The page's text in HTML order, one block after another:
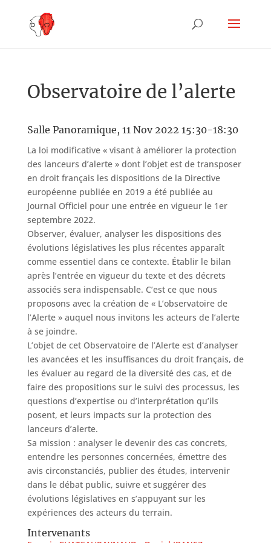
Observatoire de l’alerte
Salle Panoramique, 11 Nov 2022 15:30-18:30
La loi modificative « visant à améliorer la protection
des lanceurs d’alerte » dont l’objet est de transposer
en droit français les dispositions de la Directive
européenne publiée en 2019 a été publiée au
Journal Officiel pour une entrée en vigueur le 1er
septembre 2022.
Observer, évaluer, analyser les dispositions des
évolutions législatives les plus récentes apparaît
comme essentiel dans ce contexte. Établir le bilan
après l’entrée en vigueur du texte et des décrets
associés sera indispensable. C’est ce que nous
proposons avec la création de « L’observatoire de
l’Alerte » auquel nous invitons les acteurs de l’alerte
à se joindre.
L’objet de cet Observatoire de l’Alerte est d’analyser
les avancées et les insuffisances du droit français, de
les évaluer au regard de la diversité des cas, et de
faire des propositions sur le suivi des processus, les
questions d’expertise ou d’interprétation qu’ils
posent, et leurs impacts sur la protection des
lanceurs d’alerte.
Sa mission : analyser le devenir des cas concrets,
entendre les personnes concernées, émettre des
avis circonstanciés, publier des études, intervenir
dans le débat public, suivre et suggérer des
évolutions législatives en s’appuyant sur les
expériences des acteurs du terrain.
Intervenants